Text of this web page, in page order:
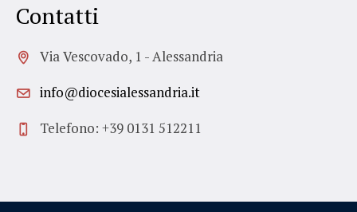
Contatti
Via Vescovado, 1 - Alessandria
info@diocesialessandria.it
Telefono: +39 0131 512211